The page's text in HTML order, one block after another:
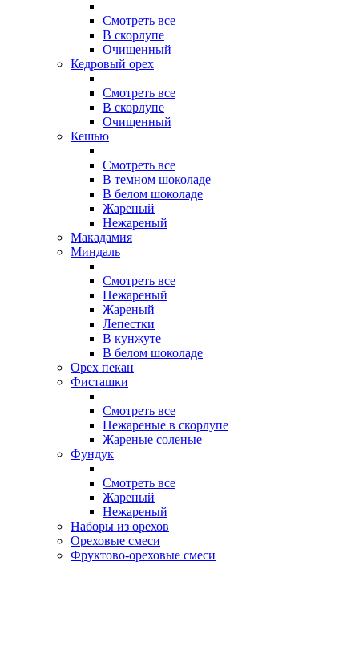
Смотреть все
В скорлупе
Очищенный
Кедровый орех
Смотреть все
В скорлупе
Очищенный
Кешью
Смотреть все
В темном шоколаде
В белом шоколаде
Жареный
Нежареный
Макадамия
Миндаль
Смотреть все
Нежареный
Жареный
Лепестки
В кунжуте
В белом шоколаде
Орех пекан
Фисташки
Смотреть все
Нежареные в скорлупе
Жареные соленые
Фундук
Смотреть все
Жареный
Нежареный
Наборы из орехов
Ореховые смеси
Фруктово-ореховые смеси